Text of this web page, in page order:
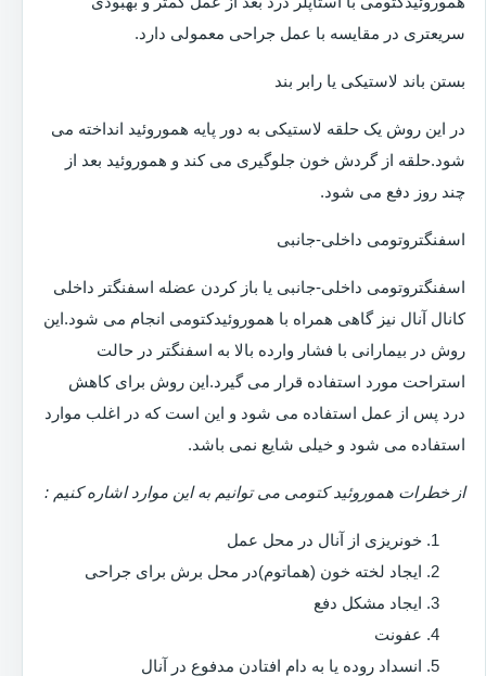
سریعتری در مقایسه با عمل جراحی معمولی دارد.
بستن باند لاستیکی یا رابر بند
در این روش یک حلقه لاستیکی به دور پایه هموروئید انداخته می
شود.حلقه از گردش خون جلوگیری می کند و هموروئید بعد از
چند روز دفع می شود.
اسفنگتروتومی داخلی-جانبی
اسفنگتروتومی داخلی-جانبی یا باز کردن عضله اسفنگتر داخلی
کانال آنال نیز گاهی همراه با هموروئیدکتومی انجام می شود.این
روش در بیمارانی با فشار وارده بالا به اسفنگتر در حالت
استراحت مورد استفاده قرار می گیرد.این روش برای کاهش
درد پس از عمل استفاده می شود و این است که در اغلب موارد
استفاده می شود و خیلی شایع نمی باشد.
از خطرات هموروئید کتومی می توانیم به این موارد اشاره کنیم :
خونریزی از آنال در محل عمل
ایجاد لخته خون (هماتوم)در محل برش برای جراحی
ایجاد مشکل دفع
عفونت
انسداد روده یا به دام افتادن مدفوع در آنال